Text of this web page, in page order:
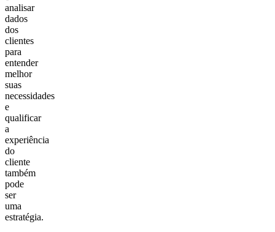
analisar
dados
dos
clientes
para
entender
melhor
suas
necessidades
e
qualificar
a
experiência
do
cliente
também
pode
ser
uma
estratégia.